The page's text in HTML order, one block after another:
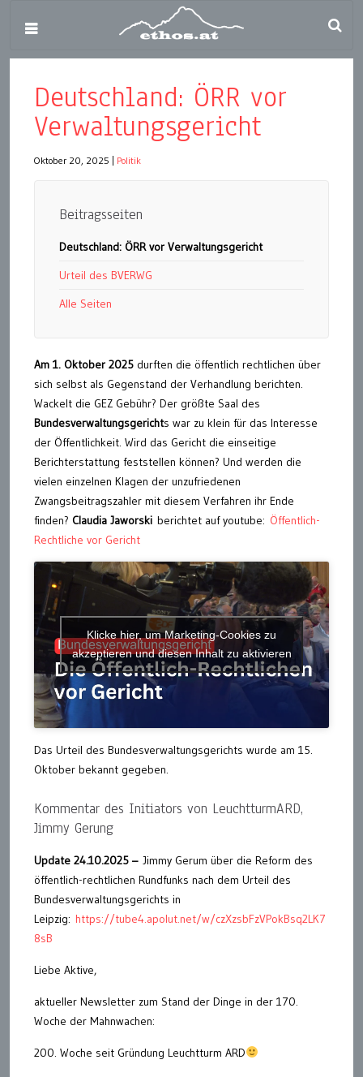
Deutschland: ÖRR vor
Verwaltungsgericht
Oktober 20, 2025 Politik
Beitragsseiten
Deutschland: ÖRR vor Verwaltungsgericht
Urteil des BVERWG
Alle Seiten
Am 1. Oktober 2025 durften die öffentlich rechtlichen über
sich selbst als Gegenstand der Verhandlung berichten.
Wackelt die GEZ Gebühr? Der größte Saal des
Bundesverwaltungsgerichts war zu klein für das Interesse
der Öffentlichkeit. Wird das Gericht die einseitige
Berichterstattung feststellen können? Und werden die
vielen einzelnen Klagen der unzufriedenen
Zwangsbeitragszahler mit diesem Verfahren ihr Ende
finden? Claudia Jaworski berichtet auf youtube: Öffentlich-
Rechtliche vor Gericht
Klicke hier, um Marketing-Cookies zu
akzeptieren und diesen Inhalt zu aktivieren
Das Urteil des Bundesverwaltungsgerichts wurde am 15.
Oktober bekannt gegeben.
Kommentar des Initiators von LeuchtturmARD,
Jimmy Gerung
Update 24.10.2025 –Jimmy Gerum über die Reform des
öffentlich-rechtlichen Rundfunks nach dem Urteil des
Bundesverwaltungsgerichts in
Leipzig: https://tube4.apolut.net/w/czXzsbFzVPokBsq2LK7
8sB
Liebe Aktive,
aktueller Newsletter zum Stand der Dinge in der 170.
Woche der Mahnwachen:
200. Woche seit Gründung Leuchtturm ARD